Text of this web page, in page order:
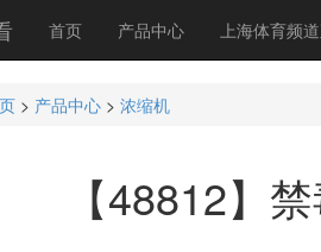
首页 产品中心 上海体育频
> 产品中心> 浓缩机
【48812】